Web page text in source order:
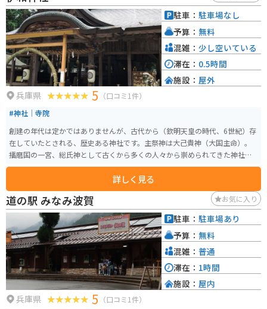
例えば、車で約10分の場所には、日本の滝百選にも選ばれた「原不動滝」が
あります。落差約100mの雄大な滝は一見の価値があります。また、車で約20
分の場所には、豊かな自然に囲まれた「フォレストステーション波賀」があ
り、キャンプやバーベキューを楽しむことができます。
兵庫県 5 （口コミ1件）
#神社｜寺院
創建の年代は定かではありませんが、古代から（欽明天皇の時代、6世紀）存
在していたとされる、歴史ある神社です。主祭神は大己貴神（大国主命）。
播磨国の一宮、総氏神として古くから多くの人々から崇められてきた神社で
す。
詳しく見る
駐車： 駐車場なし
予算： 無料
混雑： 少し空いている
滞在： 0.5時間
施設： 屋外
道の駅 みなみ波賀 お気に入り
兵庫県 5 （口コミ1件）
駐車： 駐車場あり
予算： 無料
混雑： 普通
滞在： 1時間
施設： 屋内